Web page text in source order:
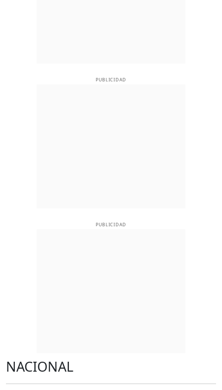
PUBLICIDAD
PUBLICIDAD
NACIONAL